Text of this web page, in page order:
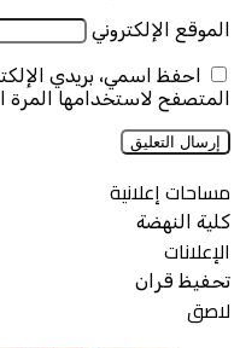
الموقع الإلكتروني
احفظ اسمي، بريدي
المتصفح لاستخدامها المرة
مساحات إعلانية
كلية النهضة
الإعلانات
تحفيظ قران
لاصق